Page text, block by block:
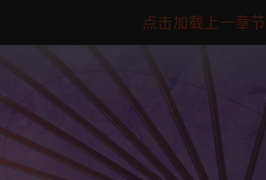
点击加载上一章节